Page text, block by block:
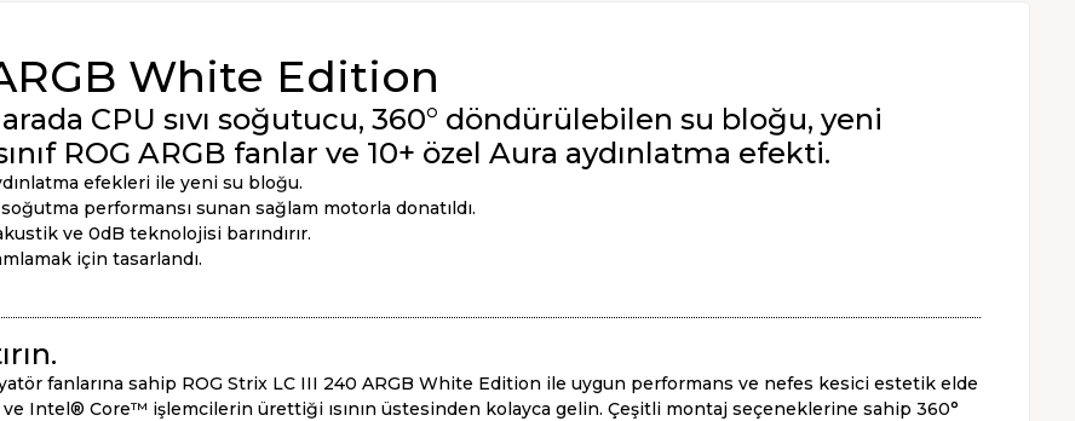
White Edition
CPU sıvı soğutucu, 360° döndürülebilen su bloğu, yeni
ROG ARGB fanlar ve 10+ özel Aura aydınlatma efekti.
efekleri ile yeni su bloğu.
performansı sunan sağlam motorla donatıldı.
ve 0dB teknolojisi barındırır.
için tasarlandı.
fanlarına sahip ROG Strix LC III 240 ARGB White Edition ile uygun performans ve nefes kesici estetik elde
ve Intel® Core™ işlemcilerin ürettiği ısının üstesinden kolayca gelin. Çeşitli montaj seçeneklerine sahip 360°